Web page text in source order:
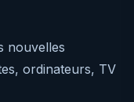
nouvelles
ordinateurs, TV